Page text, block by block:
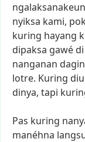
ngalaksanakeun
nyiksa kami,
kuring hayang
dipaksa gawé di
nanganan
lotre. Kuring
dinya, tapi
Pas kuring
manéhna